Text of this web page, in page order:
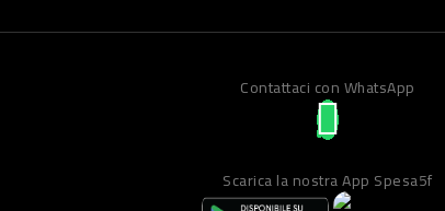
Contattaci con WhatsApp
Scarica la nostra App Spesa5f